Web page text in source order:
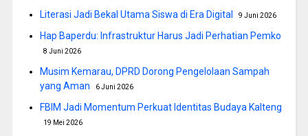
Literasi Jadi Bekal Utama Siswa di Era Digital 9 Juni 2026
Hap Baperdu: Infrastruktur Harus Jadi Perhatian Pemko
8 Juni 2026
Musim Kemarau, DPRD Dorong Pengelolaan Sampah
yang Aman
6 Juni 2026
FBIM Jadi Momentum Perkuat Identitas Budaya Kalteng
19 Mei 2026